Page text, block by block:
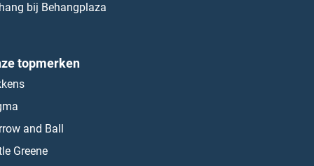
bij Behangplaza
topmerken
and Ball
Greene